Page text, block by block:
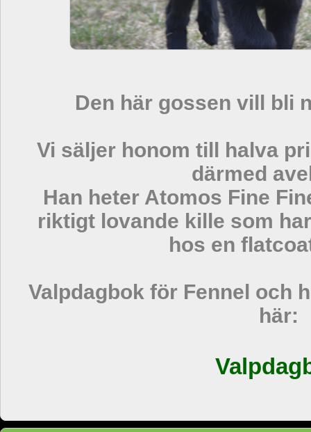
Den här gossen vill bli
Vi säljer honom till halva
därmed
Han heter Atomos Fine
riktigt lovande kille som
hos en
Valpdagbok för Fennel och
här: